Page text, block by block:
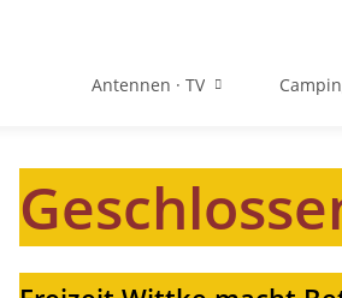
Antennen · TV